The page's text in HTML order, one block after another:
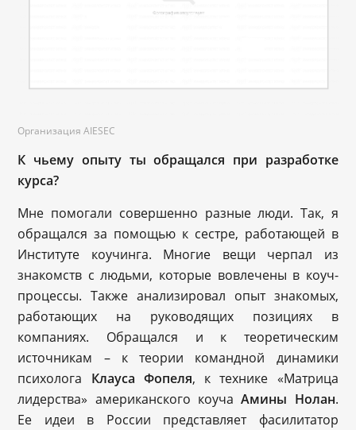
Организация AIESEC
К чьему опыту ты обращался при разработке
курса?
Мне помогали совершенно разные люди. Так, я
обращался за помощью к сестре, работающей в
Институте коучинга. Многие вещи черпал из
знакомств с людьми, которые вовлечены в коуч-
процессы. Также анализировал опыт знакомых,
работающих на руководящих позициях в
компаниях. Обращался и к теоретическим
источникам – к теории командной динамики
психолога Клауса Фопеля, к технике «Матрица
лидерства» американского коучаАмины Нолан.
Ее идеи в России представляет фасилитатор